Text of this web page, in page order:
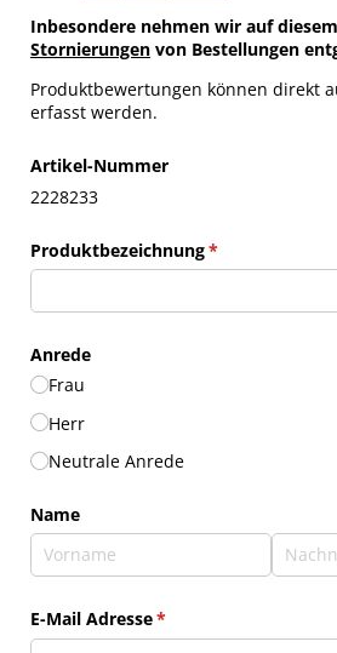
Inbesondere nehmen wir auf
Stornierungen von Bestellungen
Produktbewertungen können direkt
erfasst werden.
Artikel-Nummer
2228233
Produktbezeichnung*
(erforderlich)
Anrede
Frau
Herr
Neutrale Anrede
Name
E-Mail Adresse*
(erforderlich)